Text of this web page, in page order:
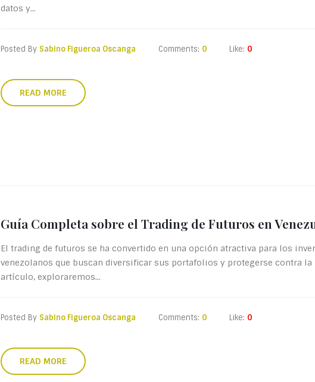
datos y...
Posted By Sabino Figueroa Oscanga Comments: 0 Like: 0
READ MORE
Guía Completa sobre el Trading de Futuros en
El trading de futuros se ha convertido en una opción atractiva para los
venezolanos que buscan diversificar sus portafolios y protegerse contra la
artículo, exploraremos...
Posted By Sabino Figueroa Oscanga Comments: 0 Like: 0
READ MORE